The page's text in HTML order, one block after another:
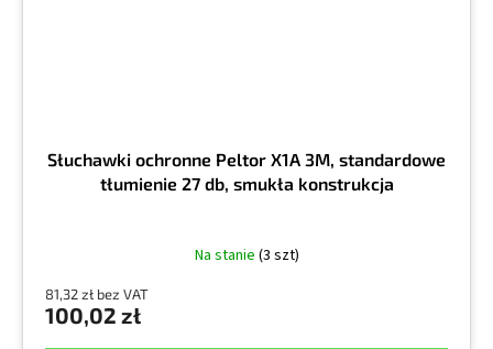
Słuchawki ochronne Peltor X1A 3M, standardowe
tłumienie 27 db, smukła konstrukcja
Na stanie (3 szt)
81,32 zł bez VAT
100,02 zł